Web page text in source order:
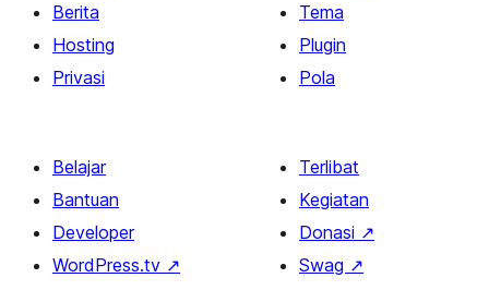
Berita
Hosting
Privasi
Tema
Plugin
Pola
Belajar
Bantuan
Developer
WordPress.tv ↗
Terlibat
Kegiatan
Donasi ↗
Swag ↗